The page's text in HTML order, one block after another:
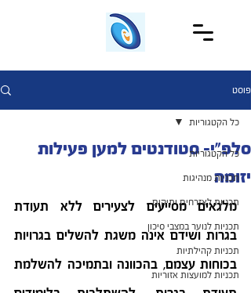
פוסט
כל הקטגוריות
תכניות מנהיגות
תכניות לאזרחים ותיקים
תכניות לנוער במצבי סיכון
תכניות קהילתיות
תכניות למועצות אזוריות
כל הקטגוריות
סלפ"י- סטודנטים למען פעילות
יזומה